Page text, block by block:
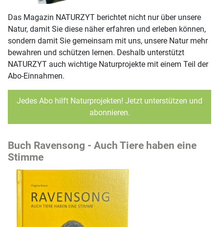
Das Magazin NATURZYT berichtet nicht nur über unsere
Natur, damit Sie diese näher erfahren und erleben können,
sondern damit Sie gemeinsam mit uns, unsere Natur mehr
bewahren und schützen lernen. Deshalb unterstützt
NATURZYT auch wichtige Naturprojekte mit einem Teil der
Abo-Einnahmen.
Jedes Abo hilft Naturprojekten! Jetzt unterstützen und
abonnieren.
Buch Ravensong - Auch Tiere haben eine
Stimme